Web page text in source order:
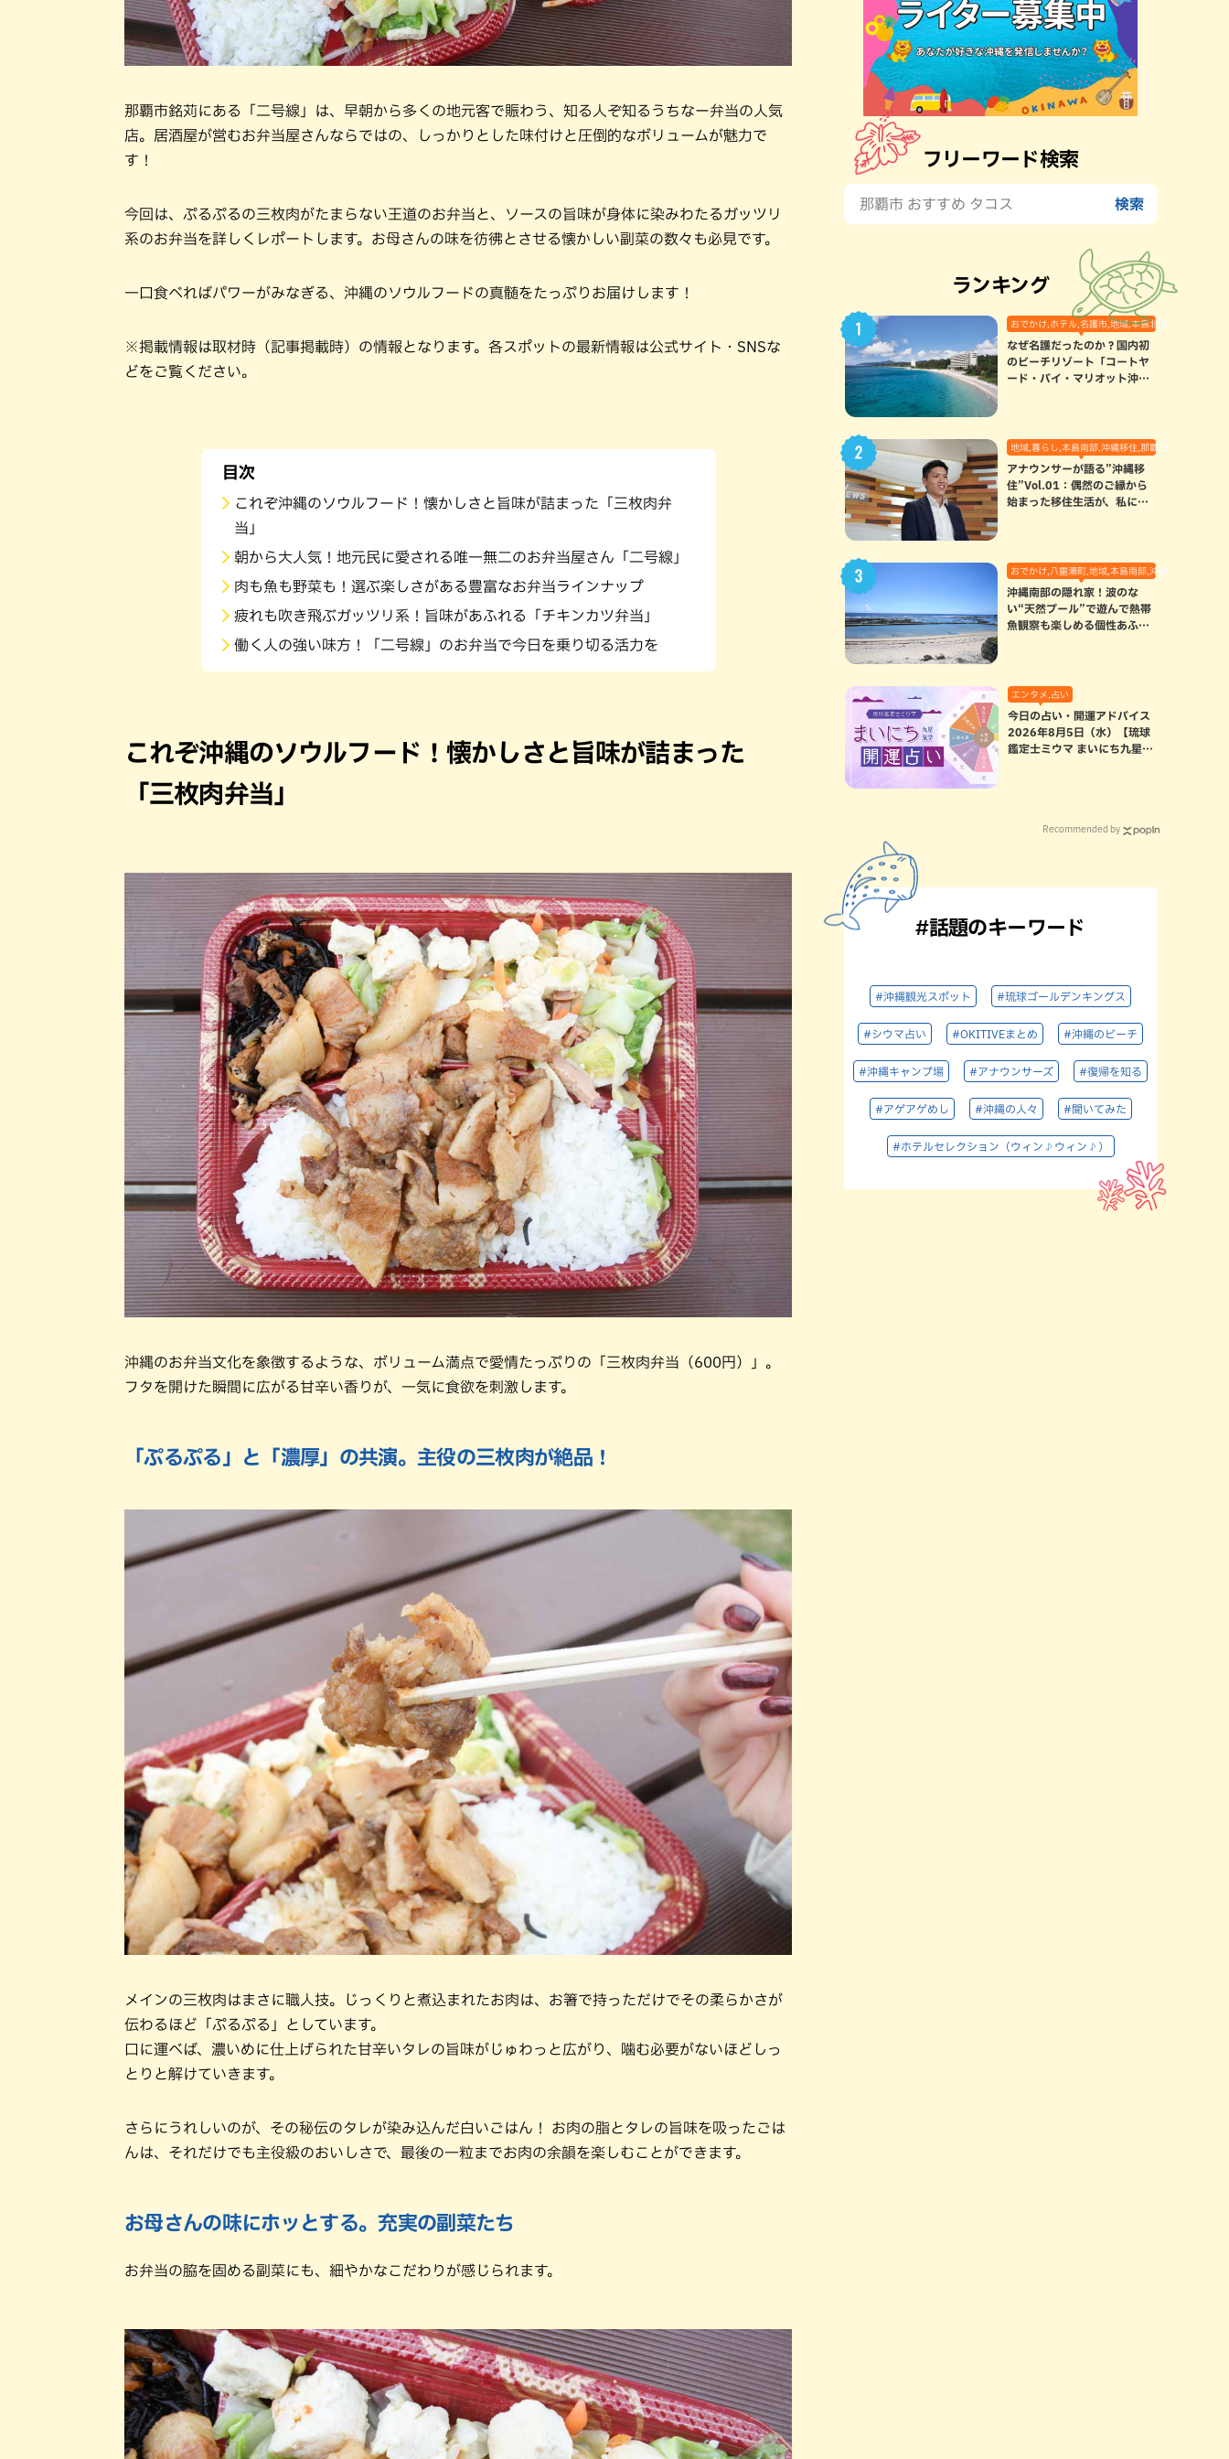
那覇市銘苅にある「二号線」は、早朝から多くの地元客で賑わう、知る人ぞ知るうちなー弁当の人気
店。居酒屋が営むお弁当屋さんならではの、しっかりとした味付けと圧倒的なボリュームが魅力で
す！
今回は、ぷるぷるの三枚肉がたまらない王道のお弁当と、ソースの旨味が身体に染みわたるガッツリ
系のお弁当を詳しくレポートします。お母さんの味を彷彿とさせる懐かしい副菜の数々も必見です。
一口食べればパワーがみなぎる、沖縄のソウルフードの真髄をたっぷりお届けします！
※掲載情報は取材時（記事掲載時）の情報となります。各スポットの最新情報は公式サイト・SNSな
どをご覧ください。
目次
これぞ沖縄のソウルフード！懐かしさと旨味が詰まった「三枚肉弁
当」
朝から大人気！地元民に愛される唯一無二のお弁当屋さん「二号線」
肉も魚も野菜も！選ぶ楽しさがある豊富なお弁当ラインナップ
疲れも吹き飛ぶガッツリ系！旨味があふれる「チキンカツ弁当」
働く人の強い味方！「二号線」のお弁当で今日を乗り切る活力を
これぞ沖縄のソウルフード！懐かしさと旨味が詰まった
「三枚肉弁当」
沖縄のお弁当文化を象徴するような、ボリューム満点で愛情たっぷりの「三枚肉弁当（600円）」。
フタを開けた瞬間に広がる甘辛い香りが、一気に食欲を刺激します。
「ぷるぷる」と「濃厚」の共演。主役の三枚肉が絶品！
メインの三枚肉はまさに職人技。じっくりと煮込まれたお肉は、お箸で持っただけでその柔らかさが
伝わるほど「ぷるぷる」としています。
口に運べば、濃いめに仕上げられた甘辛いタレの旨味がじゅわっと広がり、噛む必要がないほどしっ
とりと解けていきます。
さらにうれしいのが、その秘伝のタレが染み込んだ白いごはん！ お肉の脂とタレの旨味を吸ったごは
んは、それだけでも主役級のおいしさで、最後の一粒までお肉の余韻を楽しむことができます。
お母さんの味にホッとする。充実の副菜たち
お弁当の脇を固める副菜にも、細やかなこだわりが感じられます。
フリーワード検索
ランキング
おでかけ,ホテル,名護市,地域,本島北部
なぜ名護だったのか？国内初
のビーチリゾート「コートヤ
ード・バイ・マリオット沖縄
地域,暮らし,本島南部,沖縄移住,那覇市
アナウンサーが語る”沖縄移
住”Vol.01：偶然のご縁から
始まった移住生活が、私にと
おでかけ,八重瀬町,地域,本島南部,沖縄の海,自然
沖縄南部の隠れ家！波のな
い“天然プール”で遊んで熱帯
魚観察も楽しめる個性あふれ
エンタメ,占い
今日の占い・開運アドバイス
2026年8月5日（水）【琉球
鑑定士ミウマ まいにち九星気
Recommended by
#話題のキーワード
#沖縄観光スポット #琉球ゴールデンキングス
#シウマ占い #OKITIVEまとめ #沖縄のビーチ
#沖縄キャンプ場 #アナウンサーズ #復帰を知る
#アゲアゲめし #沖縄の人々 #聞いてみた
#ホテルセレクション（ウィン♪ウィン♪）